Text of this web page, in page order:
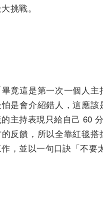
挑戰。
畢竟這是第一次一個人
是會介紹錯人，這應
主持表現只給自己 60
反饋，所以全靠紅毯
，並以一句口訣「不要